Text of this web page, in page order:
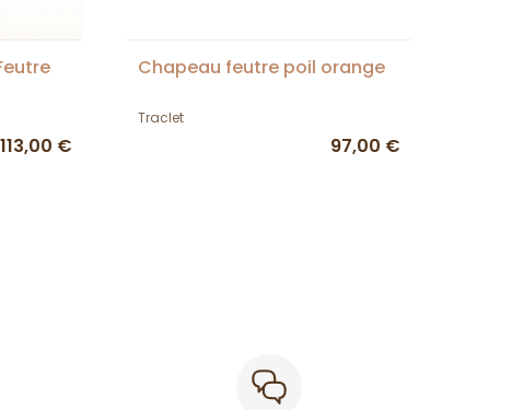
113,00 €
Chapeau feutre poil orange
Traclet
97,00 €